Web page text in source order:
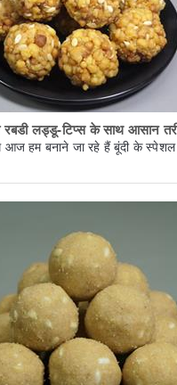
रबडी लड्डू-टिप्स के साथ आसान
हम बनाने जा रहे हैं बूंदी के स्पेशल